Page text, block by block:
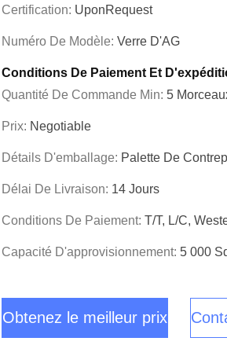
Certification: UponRequest
Numéro De Modèle: Verre D'AG
Conditions De Paiement Et
Quantité De Commande Min: 5
Prix: Negotiable
Détails D'emballage: Palette De
Délai De Livraison: 14 Jours
Conditions De Paiement: T/T, L/C,
Capacité D'approvisionnement: 5 000
Obtenez le meilleur prix